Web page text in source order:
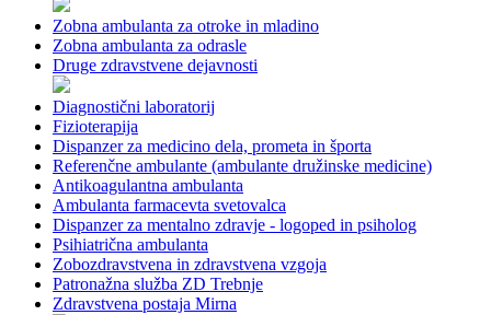
Zobna ambulanta za otroke in mladino
Zobna ambulanta za odrasle
Druge zdravstvene dejavnosti
Diagnostični laboratorij
Fizioterapija
Dispanzer za medicino dela, prometa in športa
Referenčne ambulante (ambulante družinske medicine)
Antikoagulantna ambulanta
Ambulanta farmacevta svetovalca
Dispanzer za mentalno zdravje - logoped in psiholog
Psihiatrična ambulanta
Zobozdravstvena in zdravstvena vzgoja
Patronažna služba ZD Trebnje
Zdravstvena postaja Mirna